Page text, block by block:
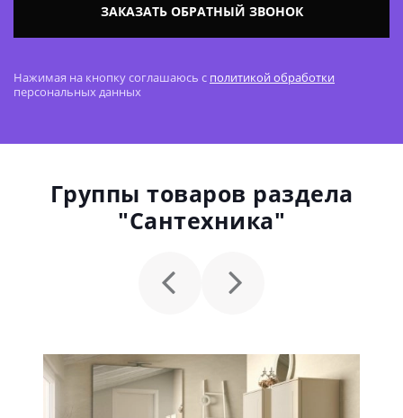
ЗАКАЗАТЬ ОБРАТНЫЙ ЗВОНОК
Нажимая на кнопку соглашаюсь с политикой обработки
персональных данных
Группы товаров раздела
"Сантехника"